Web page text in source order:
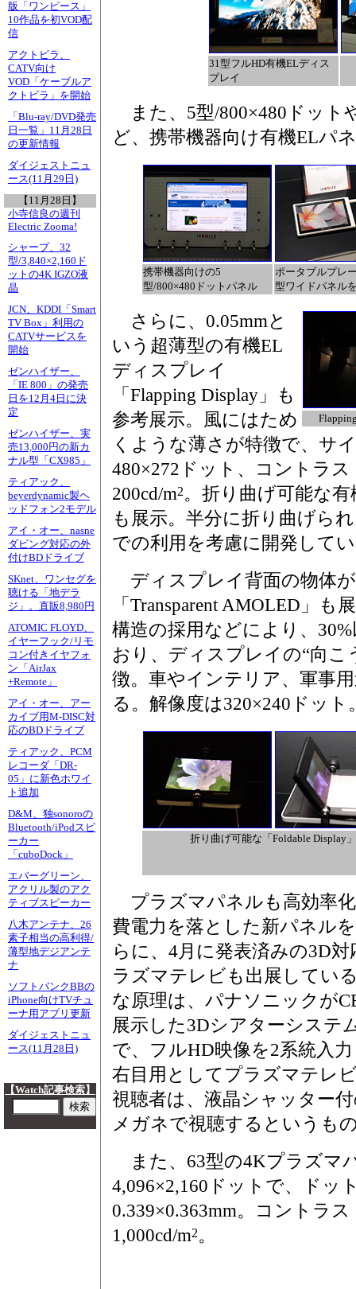
版「ワンピース」
10作品を初VOD配
信
アクトビラ、
CATV向け
VOD「ケーブルア
クトビラ」を開始
「Blu-ray/DVD発売
日一覧」11月28日
の更新情報
ダイジェストニュ
ース(11月29日)
【11月28日】
小寺信良の週刊
Electric Zooma!
シャープ、32
型/3,840×2,160ド
ットの4K IGZO液
晶
JCN、KDDI「Smart
TV Box」利用の
CATVサービスを
開始
ゼンハイザー、
「IE 800」の発売
日を12月4日に決
定
ゼンハイザー、実
売13,000円の新カ
ナル型「CX985」
ティアック、
beyerdynamic製ヘ
ッドフォン2モデル
アイ・オー、nasne
ダビング対応の外
付けBDドライブ
SKnet、ワンセグを
聴ける「地デラ
ジ」。直販8,980円
ATOMIC FLOYD、
イヤーフック/リモ
コン付きイヤフォ
ン「AirJax
+Remote」
アイ・オー、アー
カイブ用M-DISC対
応のBDドライブ
ティアック、PCM
レコーダ「DR-
05」に新色ホワイ
ト追加
D&M、独sonoroの
Bluetooth/iPodスピ
ーカー
「cuboDock」
エバーグリーン、
アクリル製のアク
ティブスピーカー
八木アンテナ、26
素子相当の高利得/
薄型地デジアンテ
ナ
ソフトバンクBBの
iPhone向けTVチュ
ーナ用アプリ更新
ダイジェストニュ
ース(11月28日)
【Watch記事検索】
31型フルHD有機ELディス
プレイ
また、5型/800×480ドット
ど、携帯機器向け有機ELパ
携帯機器向けの5
型/800×480ドットパネル
ポータブルプレ
型ワイドパネル
さらに、0.05mmと
いう超薄型の有機EL
ディスプレイ
「Flapping Display」も
参考展示。風にはため
くような薄さが特徴で、サ
480×272ドット、コントラ
200cd/m2。折り曲げ可能な有
も展示。半分に折り曲げら
での利用を考慮に開発して
ディスプレイ背面の物体
「Transparent AMOLED」
構造の採用などにより、
おり、ディスプレイの“向こ
徴。車やインテリア、軍事
る。解像度は320×240ドット
折り曲げ可能な「Foldable Display」
プラズマパネルも高効率
費電力を落とした新パネル
らに、4月に発表済みの3D対
ラズマテレビも出展してい
な原理は、パナソニックが
展示した3Dシアターシステ
で、フルHD映像を2系統入
右目用としてプラズマテレ
視聴者は、液晶シャッター
メガネで視聴するというも
また、63型の4Kプラズマ
4,096×2,160ドットで、ドッ
0.339×0.363mm。コントラ
1,000cd/m2。